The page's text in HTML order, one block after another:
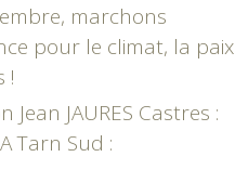
marchons
pour le climat, la paix
!
JAURES Castres :
Tarn Sud :